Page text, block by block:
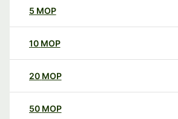
5 MOP
10 MOP
20 MOP
50 MOP